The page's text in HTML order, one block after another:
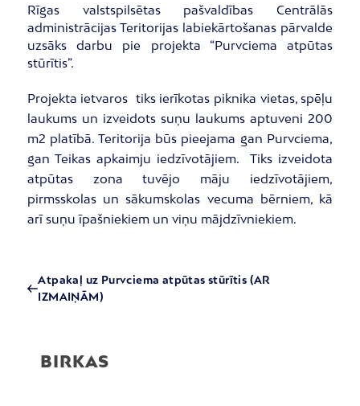
Rīgas valstspilsētas pašvaldības Centrālās
administrācijas Teritorijas labiekārtošanas pārvalde
uzsāks darbu pie projekta “Purvciema atpūtas
stūrītis”.
Projekta ietvaros tiks ierīkotas piknika vietas, spēļu
laukums un izveidots suņu laukums aptuveni 200
m2 platībā. Teritorija būs pieejama gan Purvciema,
gan Teikas apkaimju iedzīvotājiem. Tiks izveidota
atpūtas zona tuvējo māju iedzīvotājiem,
pirmsskolas un sākumskolas vecuma bērniem, kā
arī suņu īpašniekiem un viņu mājdzīvniekiem.
Atpakaļ uz Purvciema atpūtas stūrītis (AR
IZMAIŅĀM)
BIRKAS